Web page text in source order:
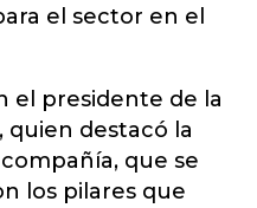
el sector en el
el presidente de la
quien destacó la
que se
los pilares que